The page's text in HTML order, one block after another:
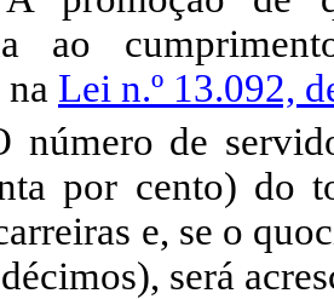
ao
Lei n.º 13.092,
número de
por cento) do
e, se o
será